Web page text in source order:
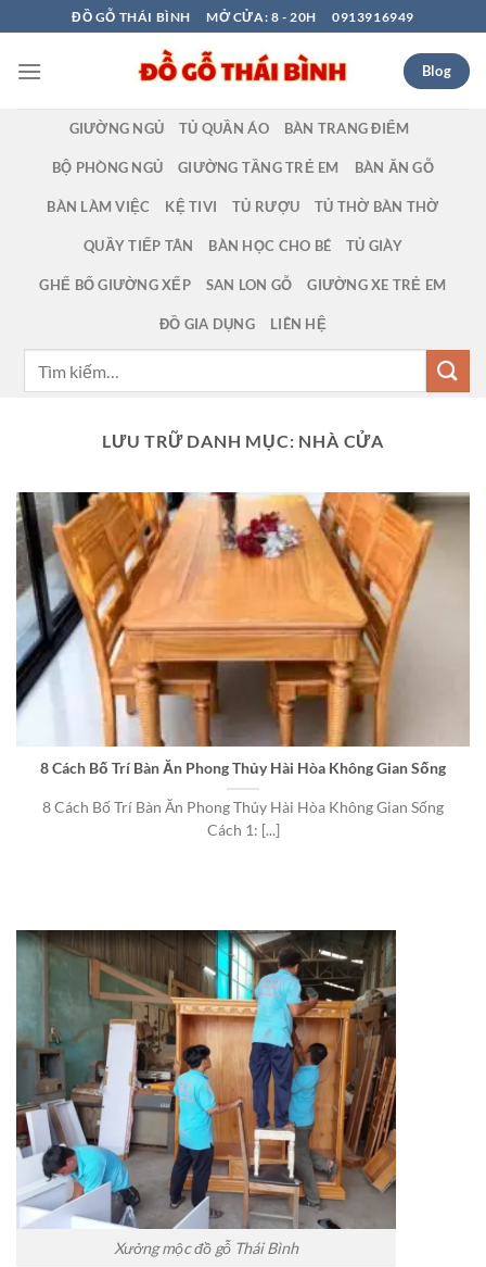
qua
nội
ĐỒ GỖ THÁI BÌNH MỞ CỬA: 8 - 20H 0913916949
Blog
GIƯỜNG NGỦ TỦ QUẦN ÁO BÀN TRANG ĐIỂM
BỘ PHÒNG NGỦ GIƯỜNG TẦNG TRẺ EM BÀN ĂN GỖ
BÀN LÀM VIỆC KỆ TIVI TỦ RƯỢU TỦ THỜ BÀN THỜ
QUẦY TIẾP TÂN BÀN HỌC CHO BÉ TỦ GIÀY
GHẾ BỐ GIƯỜNG XẾP SAN LON GỖ GIƯỜNG XE TRẺ EM
ĐỒ GIA DỤNG LIÊN HỆ
LƯU TRỮ DANH MỤC: NHÀ CỬA
8 Cách Bố Trí Bàn Ăn Phong Thủy Hài Hòa Không Gian Sống
8 Cách Bố Trí Bàn Ăn Phong Thủy Hài Hòa Không Gian Sống
Cách 1: [...]
Xưởng mộc đồ gỗ Thái Bình